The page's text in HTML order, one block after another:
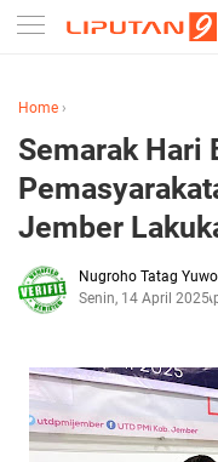
Home ›
Semarak Hari
Jember
Nugroho Tatag
Senin, 14 April 2025